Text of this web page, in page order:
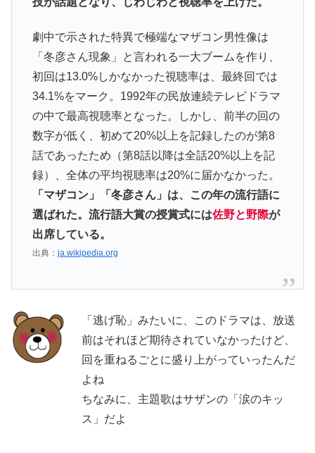
劇中で示された特異で極端なマザコン男性像は
「冬彦さん現象」と言われる一大ブームを作り、
初回は13.0%しかなかった視聴率は、最終回では
34.1%をマーク。1992年の民放連続テレビドラマ
の中で最高視聴率となった。しかし、前半の回の
数字が低く、初めて20%以上を記録したのが第8
話であったため（第8話以降は全話20%以上を記
録）、全体の平均視聴率は20%に届かなかった。
「マザコン」「冬彦さん」は、この年の流行語に
選ばれた。流行語大賞の授賞式には佐野と野際が
出席している。
出典： ja.wikipedia.org
「逃げ恥」みたいに、このドラマは、放送
前はそれほど期待されていなかったけど、
回を重ねるごとに盛り上がっていったんだ
よね
ちなみに、主題歌はサザンの「涙のキッ
ス」だよ